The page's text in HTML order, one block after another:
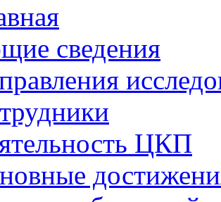
сведения
ЦКП